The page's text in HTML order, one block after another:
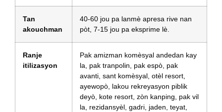
Tan
akouchman
40-60 jou pa lanmè apresa rive nan
pòt, 7-15 jou pa eksprime lè.
Ranje
itilizasyon
Pak amizman komèsyal andedan kay
la, pak tranpolin, pak espò, pak
avanti, sant komèsyal, otèl resort,
ayewopò, lakou rekreyasyon piblik
deyò, kote resort, zòn kanping, pak vil
la, rezidansyèl, gadri, jaden, teyat,